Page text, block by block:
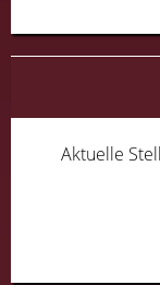
Aktuelle